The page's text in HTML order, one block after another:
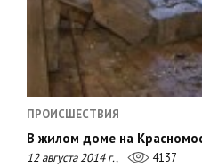
ПРОИСШЕСТВИЯ
В жилом доме на
12 августа 2014 г., 4137